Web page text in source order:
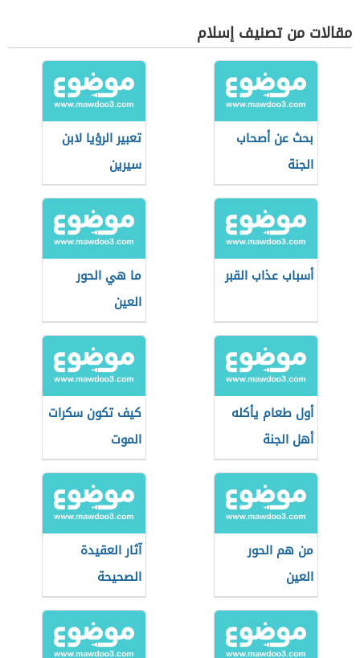
مقالات من تصنيف إسلام
بحث عن أصحاب
الجنة
تعبير الرؤيا لابن
سيرين
أسباب عذاب القبر
ما هي الحور
العين
أول طعام يأكله
أهل الجنة
كيف تكون سكرات
الموت
من هم الحور
العين
آثار العقيدة
الصحيحة